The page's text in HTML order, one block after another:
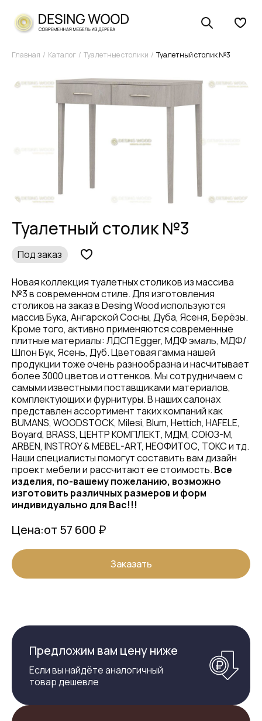
Главная Каталог Туалетные столики Туалетный столик №3
Туалетный столик №3
Под заказ
Новая коллекция туалетных столиков из массива
№3 в современном стиле. Для изготовления
столиков на заказ в Desing Wood используются
массив Бука, Ангарской Сосны, Дуба, Ясеня, Берёзы.
Кроме того, активно применяются современные
плитные материалы: ЛДСП Egger, МДФ эмаль, МДФ/
Шпон Бук, Ясень, Дуб. Цветовая гамма нашей
продукции тоже очень разнообразна и насчитывает
более 3000 цветов и оттенков. Мы сотрудничаем с
самыми известными поставщиками материалов,
комплектующих и фурнитуры. В наших салонах
представлен ассортимент таких компаний как
BUMANS, WOODSTOCK, Milesi, Blum, Hettich, HAFELE,
Boyard, BRASS, ЦЕНТР КОМПЛЕКТ, МДМ, СОЮЗ-М,
ARBEN, INSTROY & MEBEL-ART, НЕОФИТОС, ТОКС и тд.
Наши специалисты помогут составить вам дизайн
проект мебели и рассчитают ее стоимость. Все
изделия, по-вашему пожеланию, возможно
изготовить различных размеров и форм
индивидуально для Вас!!!
Цена:от 57 600 ₽
Заказать
Предложим вам цену ниже
Если вы найдёте аналогичный
товар дешевле